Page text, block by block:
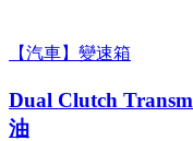
【汽車】變速箱
Dual Clutch
油